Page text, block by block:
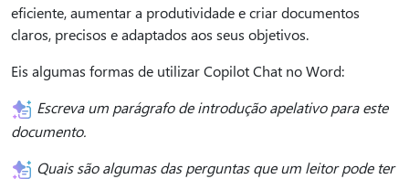
eficiente, aumentar a produtividade e criar documentos
claros, precisos e adaptados aos seus objetivos.
Eis algumas formas de utilizar Copilot Chat no Word:
Escreva um parágrafo de introdução apelativo para este
documento.
Quais são algumas das perguntas que um leitor pode ter